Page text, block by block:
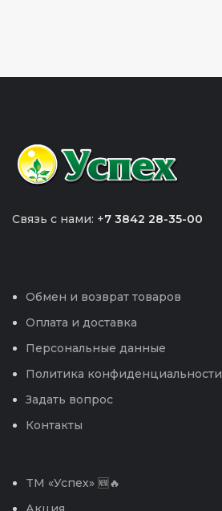
Связь с нами: +7 3842 28-35-00
Обмен и возврат товаров
Оплата и доставка
Персональные данные
Политика конфиденциальности
Задать вопрос
Контакты
TM «Успех» 🆕🔥